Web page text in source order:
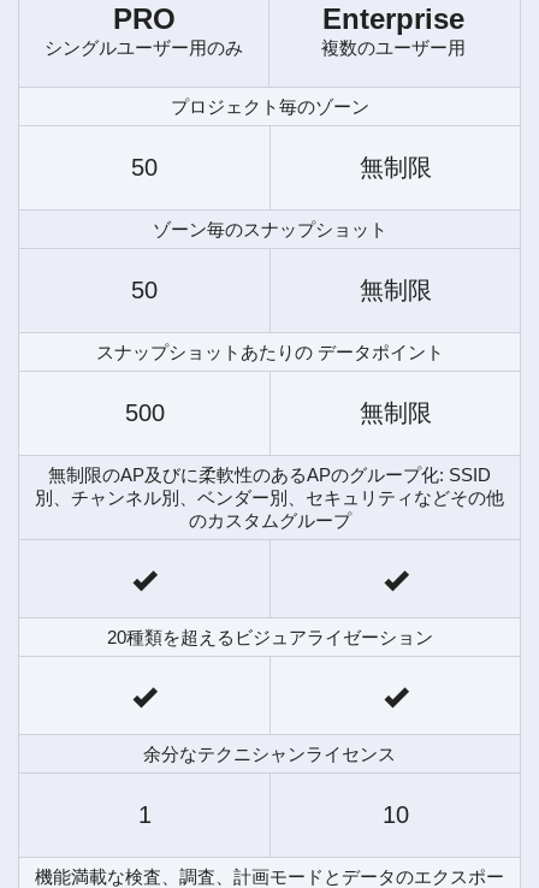
PRO
シングルユーザー用のみ
Enterprise
複数のユーザー用
プロジェクト毎のゾーン
50 無制限
ゾーン毎のスナップショット
50 無制限
スナップショットあたりの データポイント
500 無制限
無制限のAP及びに柔軟性のあるAPのグループ化: SSID
別、チャンネル別、ベンダー別、セキュリティなどその他
のカスタムグループ
20種類を超えるビジュアライゼーション
余分なテクニシャンライセンス
1 10
機能満載な検査、調査、計画モードとデータのエクスポー